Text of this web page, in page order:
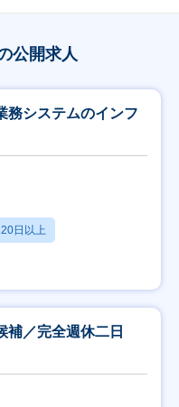
公開求人
務システムのインフ
日以上
補／完全週休二日